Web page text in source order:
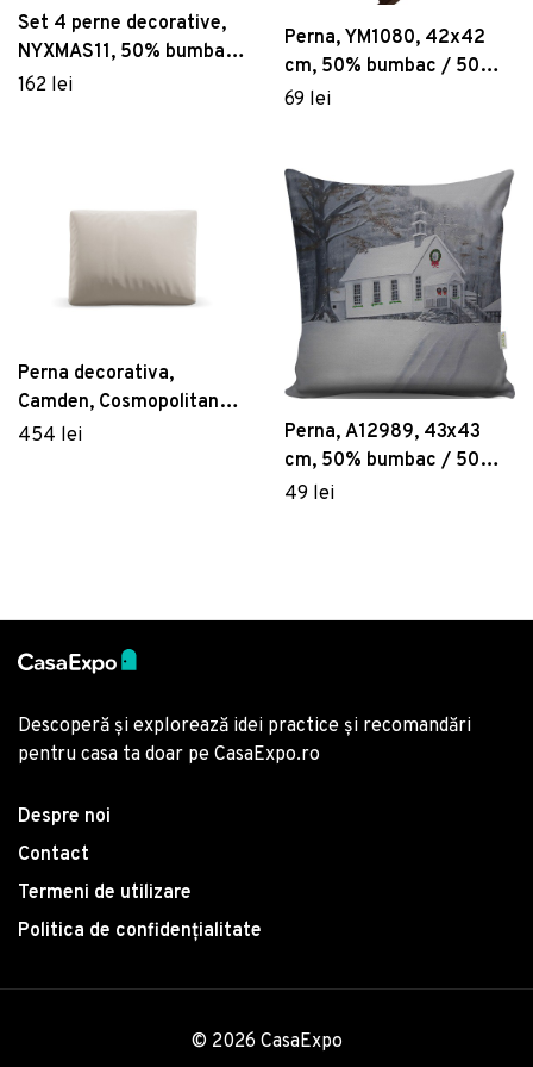
Set 4 perne decorative,
NYXMAS11, 50% bumbac
/ 50% poliester,
162 lei
Perna, YM1080, 42x42
cm, 50% bumbac / 50%
poliester, Multicolor
69 lei
Perna decorativa,
Camden, Cosmopolitan
Design, 40x60x11 cm,
454 lei
Perna, A12989, 43x43
cm, 50% bumbac / 50%
poliester, Multicolor
49 lei
Descoperă și explorează idei practice și recomandări
pentru casa ta doar pe CasaExpo.ro
Despre noi
Contact
Termeni de utilizare
Politica de confidențialitate
© 2026 CasaExpo